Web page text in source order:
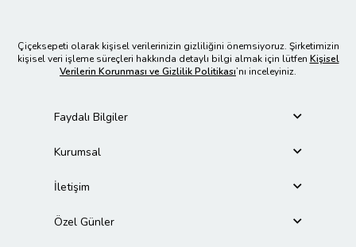
Çiçeksepeti olarak kişisel verilerinizin gizliliğini önemsiyoruz. Şirketimizin
kişisel veri işleme süreçleri hakkında detaylı bilgi almak için lütfen Kişisel
Verilerin Korunması ve Gizlilik Politikası’nı inceleyiniz.
Faydalı Bilgiler
Kurumsal
İletişim
Özel Günler